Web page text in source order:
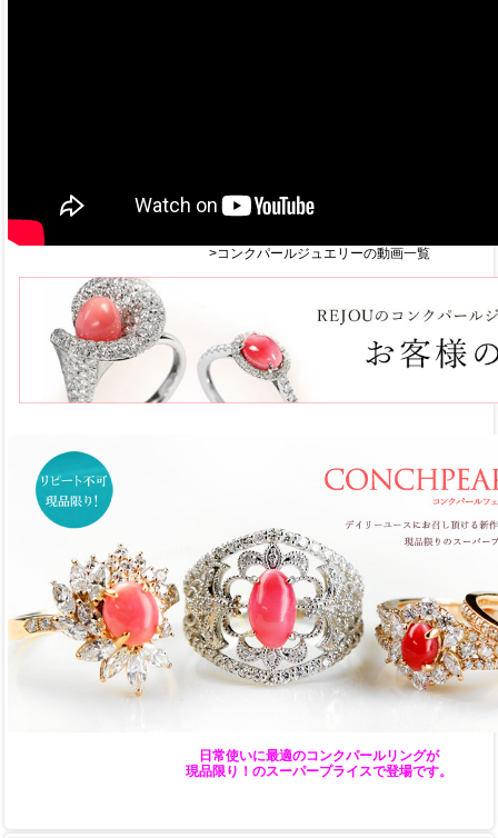
>コンクパールジュエリーの動画一覧
日常使いに最適のコンクパールリングが
現品限り！のスーパープライスで登場です。